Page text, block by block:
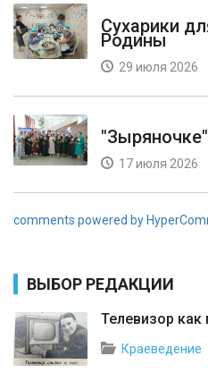
Сухарики
Родины
29 июля 2026
17 июля 2026
comments powered by
ВЫБОР РЕДАКЦИИ
Телевизор как
Краеведение